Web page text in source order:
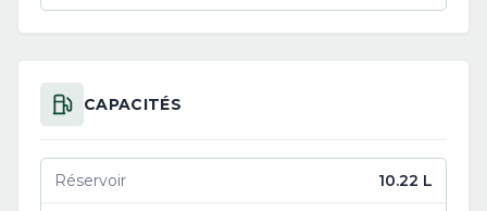
CAPACITÉS
Réservoir 10.22 L